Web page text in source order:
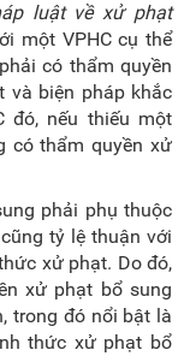
luật về xử phạt
một VPHC cụ thể
có thẩm quyền
và biện pháp khắc
đó, nếu thiếu một
có thẩm quyền xử
phải phụ thuộc
tỷ lệ thuận với
xử phạt. Do đó,
xử phạt bổ sung
trong đó nổi bật là
thức xử phạt bổ